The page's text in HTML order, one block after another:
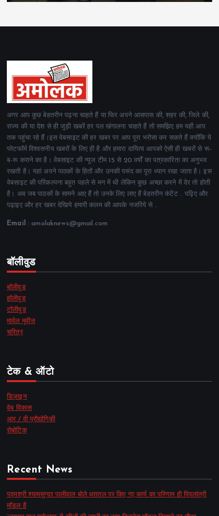
अगर आप कुछ बेहतरीन पढ़ना चाहते हैं या फिर अपने आसपास की, शहर की, जिले की,
राज्य की या देश से ही जुड़ी खबरें हर पल खंगालना चाहते हैं तो समझिए हम यही आप
तक पहुंचा रहे हैं।इस वेबसाइट की हर खबर पर आप पूरा भरोसा कर सकते हैं क्योंकि ये
प्लेटफॉर्म विश्वसनीय खबरों के लिए ही है और हमारा दायित्व आपको ऐसी ही खबरों से रू-
ब-रू कराने का है। वेबसाइट की न्यूज टीम 15 से 20 वर्षों का पत्रकारिता का अनुभव
रखती है। यहां अपने पाठकों के हितों और उनकी पसंद का पूरा ध्यान रखा जाता है। इस
वेबसाइट की परिकल्पना बहुत पहले से मन में थी लेकिन कुछ अच्छा करने में देर तो होती
है। अब जब पाठकों के सामने आए हैं तो उनके लिए लाए हैं बेहतरीन कंटेंट .. पढ़िए और
पढ़ाइए और हर खबर देखिये हमारी कलम की आपके नजरिये से ..
Email : amolaknews@gmail.com
बॉलीवुड
बॉलीवुड
हॉलीवुड
टॉलीवुड
मार्वल मूवीज
चरित्र
टेक & ऑटो
डिज़ाइन
वेब विकास
आर / वी प्रौद्योगिकी
रोबोटिक
Recent News
पद्मश्री श्यामसुन्दर पालीवाल बोले धरातल पर किए गए कार्य का परिणाम ही पिपलांत्री
मॉडल है